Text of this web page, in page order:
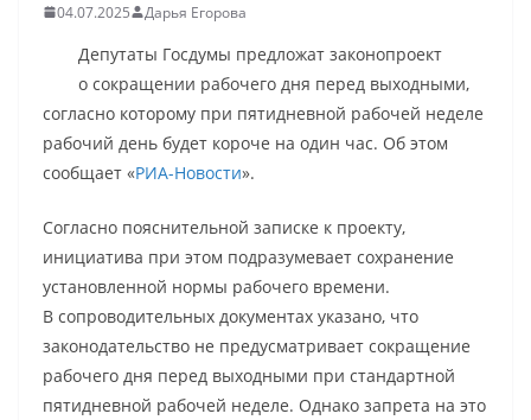
04.07.2025 Дарья Егорова
Депутаты Госдумы предложат законопроект
о сокращении рабочего дня перед выходными,
согласно которому при пятидневной рабочей неделе
рабочий день будет короче на один час. Об этом
сообщает «РИА-Новости».
Согласно пояснительной записке к проекту,
инициатива при этом подразумевает сохранение
установленной нормы рабочего времени.
В сопроводительных документах указано, что
законодательство не предусматривает сокращение
рабочего дня перед выходными при стандартной
пятидневной рабочей неделе. Однако запрета на это